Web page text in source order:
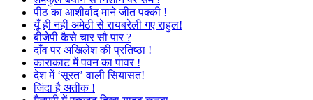
पीठ का आशीर्वाद माने जीत पक्की !
यूँ ही नहीं अमेठी से रायबरेली गए राहुल!
बीजेपी कैसे चार सौ पार ?
दाँव पर अखिलेश की प्रतिष्ठा !
काराकाट में पवन का पावर !
देश में ‘सूरत’ वाली सियासत!
जिंदा है अतीक !